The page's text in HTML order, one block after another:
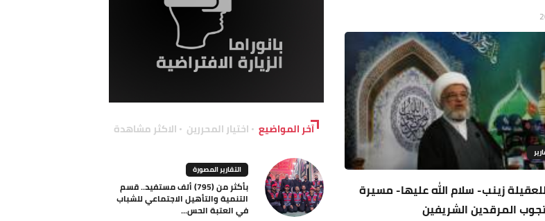
زينب- سلام الله عليها- مسيرة
المرقدين الشريفين
آخر المواضيع اختيار المحررين الاكثر مشاهدة
التقارير المصورة
بأكثر من (795) ألف مستفيد.. قسم
التنمية والتأهيل الاجتماعي للشباب
في العتبة الحس...